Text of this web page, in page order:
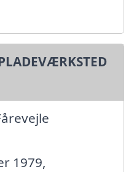
1979,